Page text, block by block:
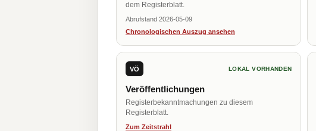
dem Registerblatt.
Abrufstand 2026-05-09
Chronologischen Auszug ansehen
VÖ LOKAL VORHANDEN
Veröffentlichungen
Registerbekanntmachungen zu diesem
Registerblatt.
Zum Zeitstrahl